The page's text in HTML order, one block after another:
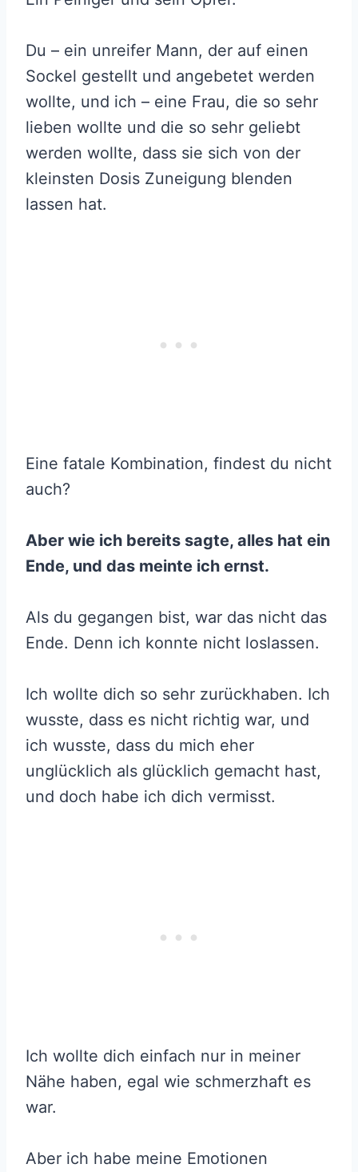
Du – ein unreifer Mann, der auf einen
Sockel gestellt und angebetet werden
wollte, und ich – eine Frau, die so sehr
lieben wollte und die so sehr geliebt
werden wollte, dass sie sich von der
kleinsten Dosis Zuneigung blenden
lassen hat.
Eine fatale Kombination, findest du nicht
auch?
Aber wie ich bereits sagte, alles hat ein
Ende, und das meinte ich ernst.
Als du gegangen bist, war das nicht das
Ende. Denn ich konnte nicht loslassen.
Ich wollte dich so sehr zurückhaben. Ich
wusste, dass es nicht richtig war, und
ich wusste, dass du mich eher
unglücklich als glücklich gemacht hast,
und doch habe ich dich vermisst.
Ich wollte dich einfach nur in meiner
Nähe haben, egal wie schmerzhaft es
war.
Aber ich habe meine Emotionen